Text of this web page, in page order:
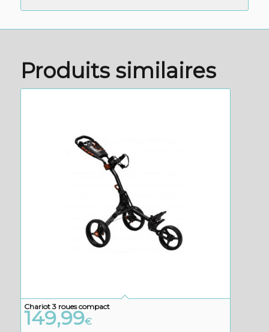
Produits similaires
Chariot 3 roues compact
149,99€